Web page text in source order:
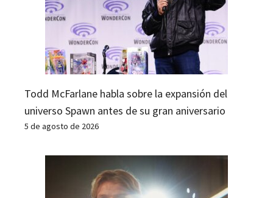
Todd McFarlane habla sobre la expansión del
universo Spawn antes de su gran aniversario
5 de agosto de 2026